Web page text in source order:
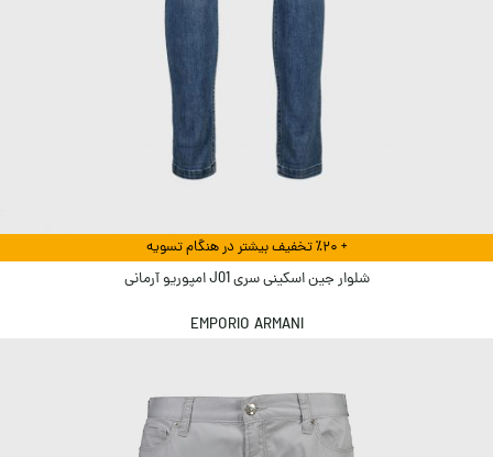
+ ٪۲۰ تخفیف بیشتر در هنگام تسویه
شلوار جین اسکینی سری J01 امپوریو آرمانی
EMPORIO ARMANI